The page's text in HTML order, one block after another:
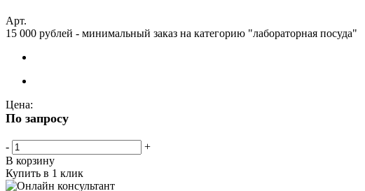
Арт.
15 000 рублей - минимальный заказ на категорию "лабораторная посуда"
Цена:
По запросу
-
+
В корзину
Купить в 1 клик